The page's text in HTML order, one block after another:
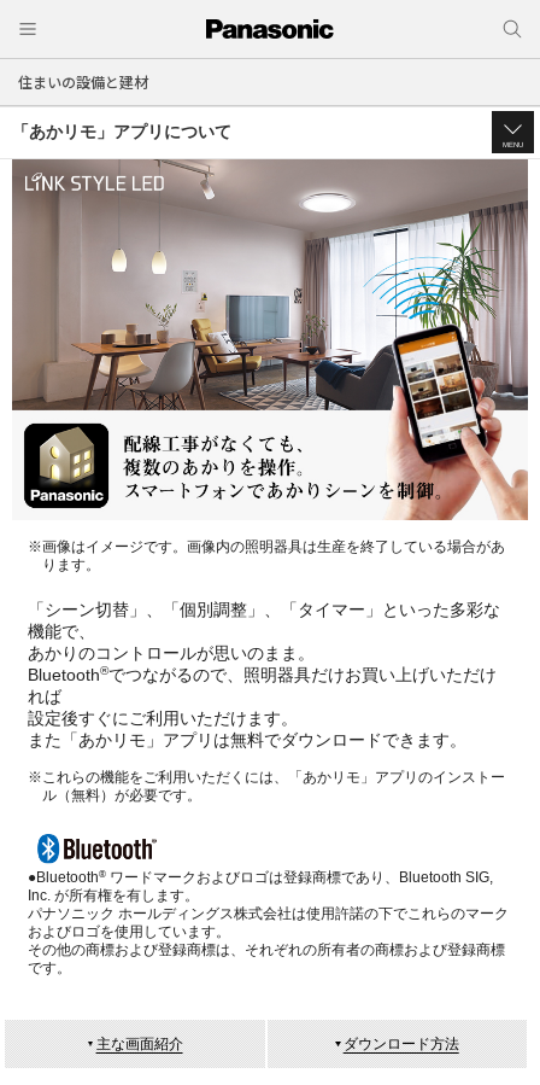
住まいの設備と建材
「あかリモ」アプリについて
MENU
※画像はイメージです。画像内の照明器具は生産を終了している場合があ
ります。
「シーン切替」、「個別調整」、「タイマー」といった多彩な
機能で、
あかりのコントロールが思いのまま。
Bluetooth®でつながるので、照明器具だけお買い上げいただけ
れば
設定後すぐにご利用いただけます。
また「あかリモ」アプリは無料でダウンロードできます。
※これらの機能をご利用いただくには、「あかリモ」アプリのインストー
ル（無料）が必要です。
●Bluetooth® ワードマークおよびロゴは登録商標であり、Bluetooth SIG,
Inc. が所有権を有します。
パナソニック ホールディングス株式会社は使用許諾の下でこれらのマーク
およびロゴを使用しています。
その他の商標および登録商標は、それぞれの所有者の商標および登録商標
です。
主な画面紹介 ダウンロード方法